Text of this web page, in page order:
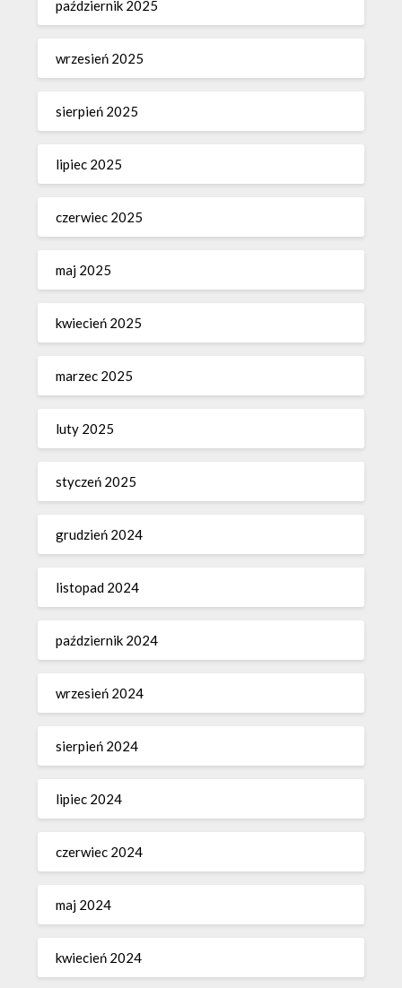
październik 2025
wrzesień 2025
sierpień 2025
lipiec 2025
czerwiec 2025
maj 2025
kwiecień 2025
marzec 2025
luty 2025
styczeń 2025
grudzień 2024
listopad 2024
październik 2024
wrzesień 2024
sierpień 2024
lipiec 2024
czerwiec 2024
maj 2024
kwiecień 2024